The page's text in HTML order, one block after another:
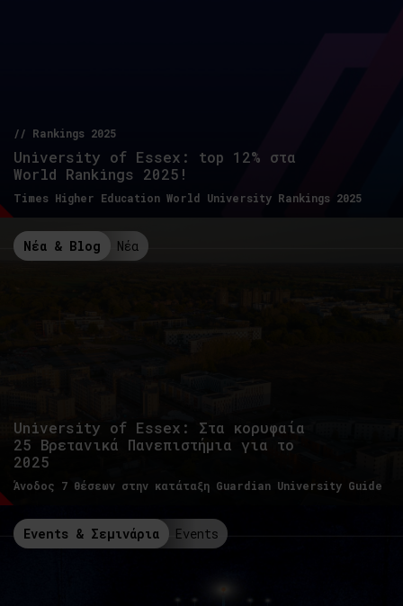
// Rankings 2025
University of Essex: top 12% στα
World Rankings 2025!
Times Higher Education World University Rankings 2025
Νέα & Blog Νέα
University of Essex: Στα κορυφαία
25 Βρετανικά Πανεπιστήμια για το
2025
Άνοδος 7 θέσεων στην κατάταξη Guardian University Guide
Events & Σεμινάρια Events